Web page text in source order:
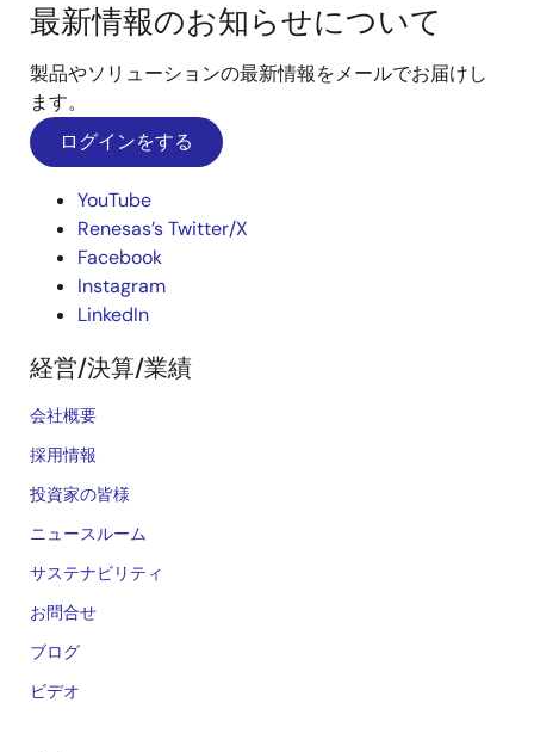
最新情報のお知らせについて
製品やソリューションの最新情報をメールでお届けし
ます。
ログインをする
YouTube
Renesas’s Twitter/X
Facebook
Instagram
LinkedIn
経営/決算/業績
会社概要
採用情報
投資家の皆様
ニュースルーム
サステナビリティ
お問合せ
ブログ
ビデオ